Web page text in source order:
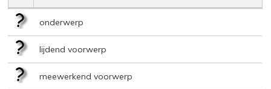
onderwerp
lijdend voorwerp
meewerkend voorwerp